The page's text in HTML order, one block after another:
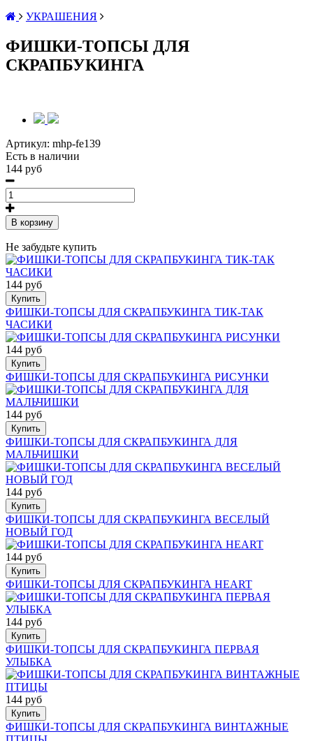
УКРАШЕНИЯ
ФИШКИ-ТОПСЫ ДЛЯ
СКРАПБУКИНГА
Артикул: mhp-fe139
Есть в наличии
144 руб
В корзину
Не забудьте купить
144 руб
Купить
ФИШКИ-ТОПСЫ ДЛЯ СКРАПБУКИНГА ТИК-ТАК
ЧАСИКИ
144 руб
Купить
ФИШКИ-ТОПСЫ ДЛЯ СКРАПБУКИНГА РИСУНКИ
144 руб
Купить
ФИШКИ-ТОПСЫ ДЛЯ СКРАПБУКИНГА ДЛЯ
МАЛЬЧИШКИ
144 руб
Купить
ФИШКИ-ТОПСЫ ДЛЯ СКРАПБУКИНГА ВЕСЕЛЫЙ
НОВЫЙ ГОД
144 руб
Купить
ФИШКИ-ТОПСЫ ДЛЯ СКРАПБУКИНГА HEART
144 руб
Купить
ФИШКИ-ТОПСЫ ДЛЯ СКРАПБУКИНГА ПЕРВАЯ
УЛЫБКА
144 руб
Купить
ФИШКИ-ТОПСЫ ДЛЯ СКРАПБУКИНГА ВИНТАЖНЫЕ